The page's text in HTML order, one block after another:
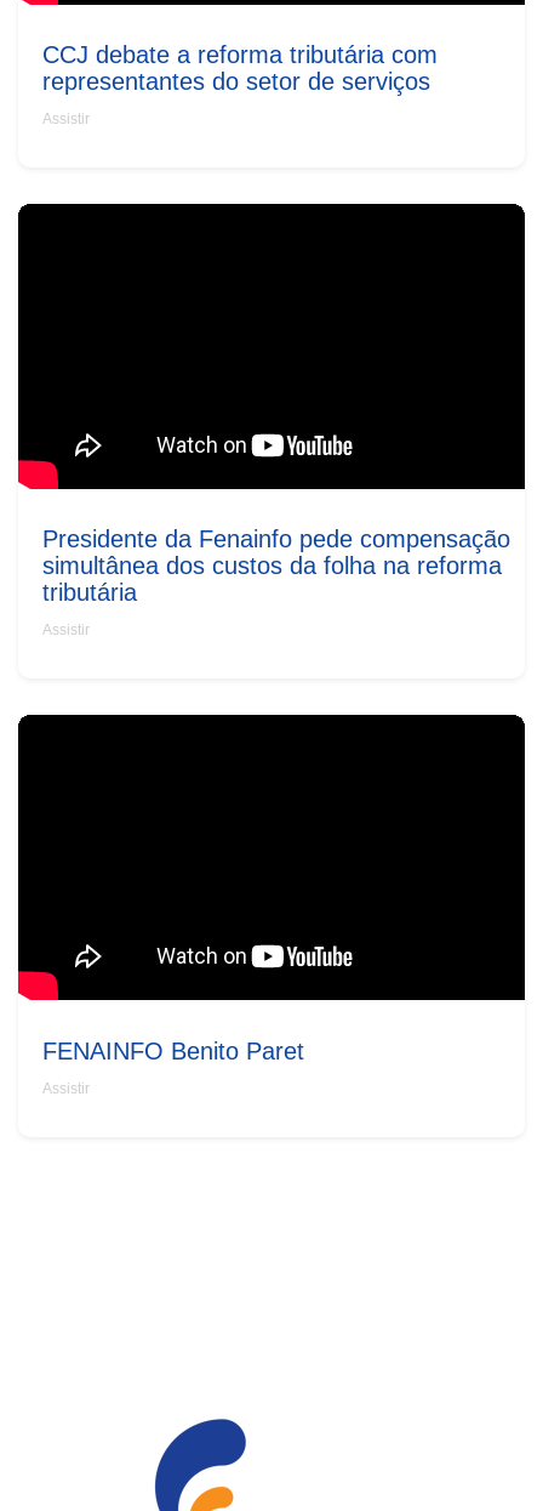
CCJ debate a reforma tributária com
representantes do setor de serviços
Assistir
Presidente da Fenainfo pede compensação
simultânea dos custos da folha na reforma
tributária
Assistir
FENAINFO Benito Paret
Assistir